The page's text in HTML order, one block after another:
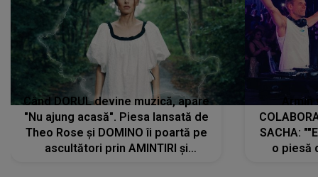
Când DORUL devine muzică, apare
"Nu ajung acasă". Piesa lansată de
Theo Rose și DOMINO îi poartă pe
ascultători prin AMINTIRI și
SACHA:
o piesă